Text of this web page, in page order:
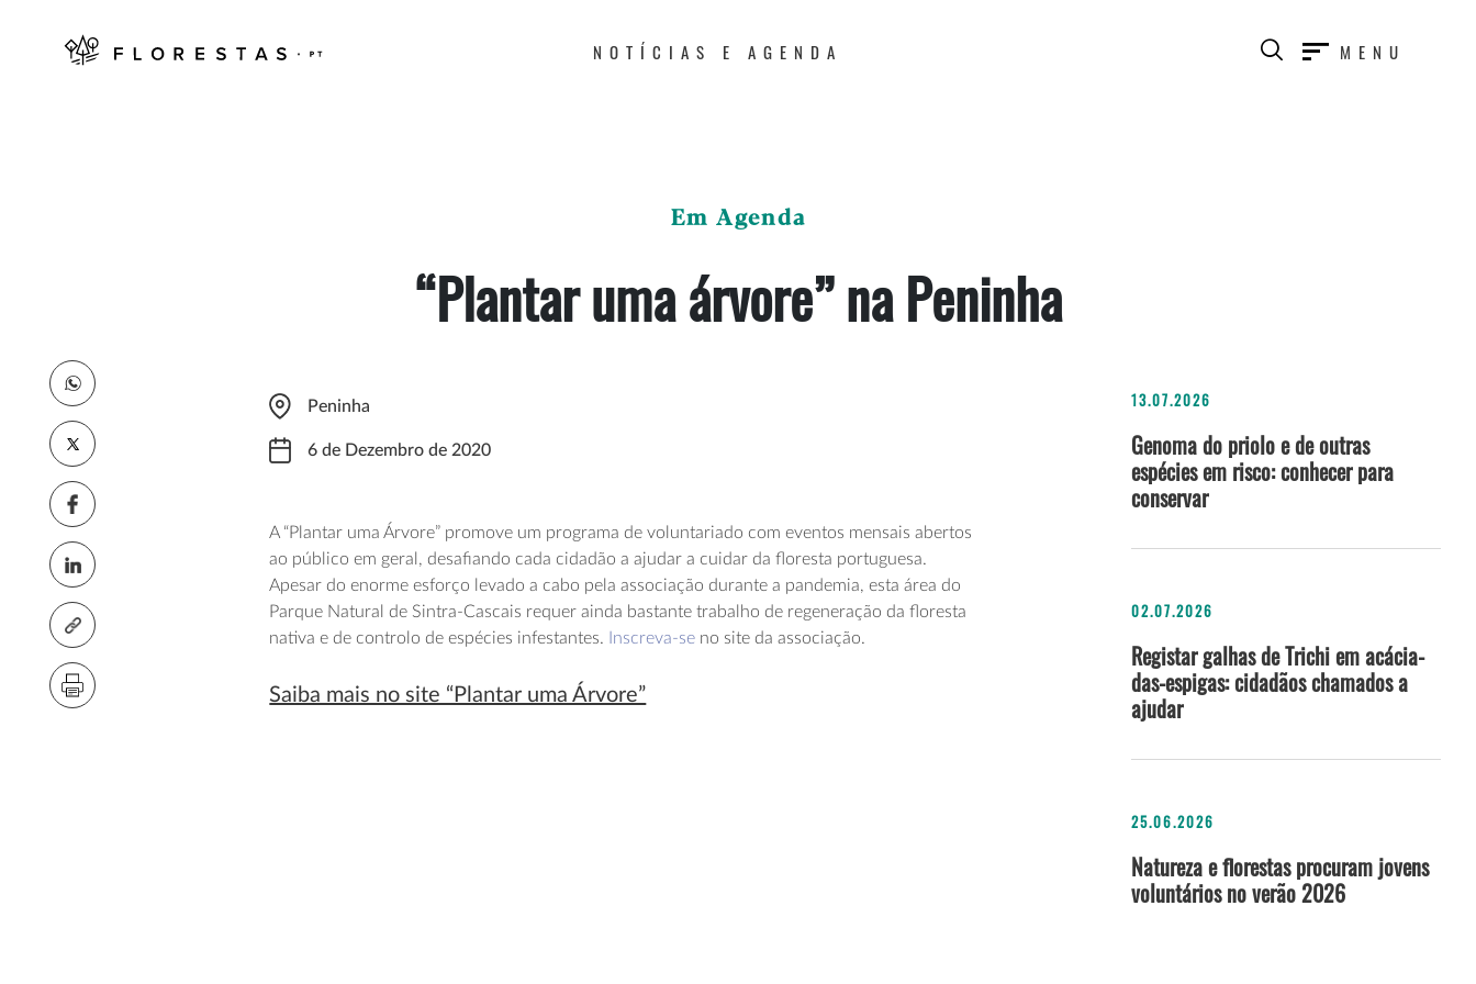
NOTÍCIAS E AGENDA MENU
Em Agenda
“Plantar uma árvore” na Peninha
Peninha
6 de Dezembro de 2020
A “Plantar uma Árvore” promove um programa de voluntariado com eventos mensais abertos
ao público em geral, desafiando cada cidadão a ajudar a cuidar da floresta portuguesa.
Apesar do enorme esforço levado a cabo pela associação durante a pandemia, esta área do
Parque Natural de Sintra-Cascais requer ainda bastante trabalho de regeneração da floresta
nativa e de controlo de espécies infestantes.
Inscreva-se no site da associação.
Saiba mais no site “Plantar uma Árvore”
13.07.2026
Genoma do priolo e de outras
espécies em risco: conhecer para
conservar
02.07.2026
Registar galhas de Trichi em acácia-
das-espigas: cidadãos chamados a
ajudar
25.06.2026
Natureza e florestas procuram jovens
voluntários no verão 2026